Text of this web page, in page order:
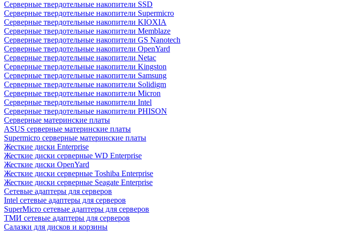
Серверные твердотельные накопители SSD
Cерверные твердотельные накопители Supermicro
Cерверные твердотельные накопители KIOXIA
Cерверные твердотельные накопители Memblaze
Cерверные твердотельные накопители GS Nanotech
Серверные твердотельные накопители OpenYard
Серверные твердотельные накопители Netac
Cерверные твердотельные накопители Kingston
Cерверные твердотельные накопители Samsung
Cерверные твердотельные накопители Solidigm
Cерверные твердотельные накопители Micron
Cерверные твердотельные накопители Intel
Cерверные твердотельные накопители PHISON
Серверные материнские платы
ASUS серверные материнские платы
Supermicro серверные материнские платы
Жесткие диски Enterprise
Жесткие диски серверные WD Enterprise
Жесткие диски OpenYard
Жесткие диски серверные Toshiba Enterprise
Жесткие диски серверные Seagate Enterprise
Сетевые адаптеры для серверов
Intel сетевые адаптеры для серверов
SuperMicro сетевые адаптеры для серверов
ТМИ сетевые адаптеры для серверов
Салазки для дисков и корзины